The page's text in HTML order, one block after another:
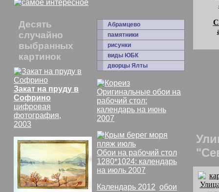
Десять
случайно
выбранных
картинок
Закат на пруду в
Софрино
цифровая
фотография,
2003
Абрамцево
памятники
рисунки
виды ЮБК
дворцы Ялты
Оригинальные обои на
рабочий стол:
календарь на июнь
2007
Обои на рабочий стол
1280*1024: календарь
на июль 2007
Календарь 2012 обои